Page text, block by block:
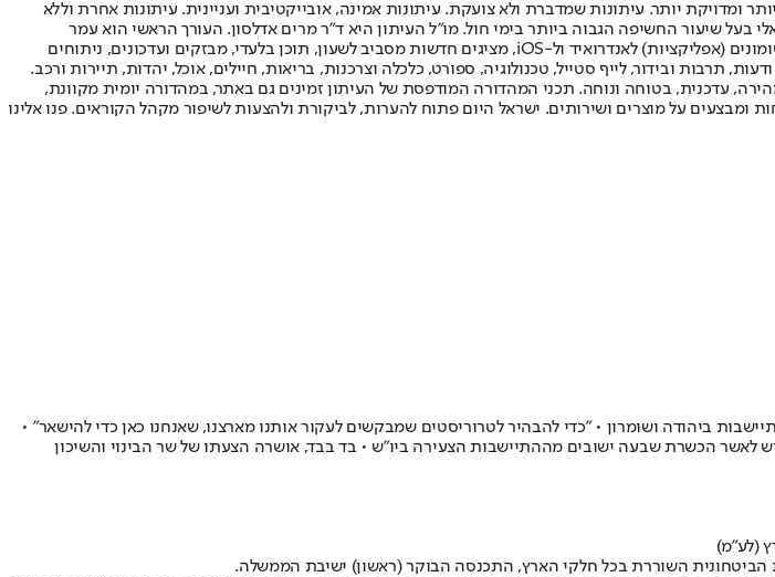
ומדויקת יותר. עיתונות שמדברת ולא צועקת. עיתונות אמינה, אובייקטיבית ועניינית. עיתונות אחרת וללא
2007, וב-2010 הפך "ישראל היום" לעיתון הישראלי בעל שיעור החשיפה הגבוה ביותר בימי חול. מו"ל העיתון היא ד"ר מרים אדלסון. העורך הראשי הוא עמר
לחמנוביץ, והעורך המייסד הוא עמוס רגב. אתרי האינטרנט של "ישראל היום" בעברית ובאנגלית, כמו כן היישומונים (אפליקציות) לאנדרואיד ול-iOS, מציגים חדשות מסביב לשעון, תוכן בלעדי, מבזקים ועדכונים, ניתוחים
תרבות ובידור, לייף סטייל, טכנולוגיה, ספורט, כלכלה וצרכנות, בריאות, חיילים, אוכל, יהדות, תיירות ורכב.
מהירה, עדכנית, בטוחה ונוחה. תכני המהדורה המודפסת של העיתון זמינים גם באתר, במהדורה יומית מקוונת,
ומבצעים על מוצרים ושירותים. ישראל היום פתוח להערות, לביקורת ולהצעות לשיפור מקהל הקוראים. פנו אלינו
ביהודה ושומרון • "כדי להבהיר לטרוריסטים שמבקשים לעקור אותנו מארצנו, שאנחנו כאן כדי להישאר" •
לאשר הכשרת שבעה ישובים מההתיישבות הצעירה ביו"ש • בד בבד, אושרה הצעתו של שר הבינוי והשיכון
(לע"מ)
הביטחונית השוררת בכל חלקי הארץ, התכנסה הבוקר (ראשון) ישיבת הממשלה.